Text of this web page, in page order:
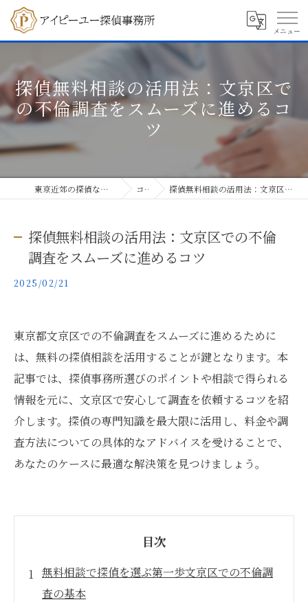
探偵無料相談の活用法：文京区で
の不倫調査をスムーズに進めるコ
ツ
東京近郊の探偵ならアイピーユー探偵事務所 コラム 探偵無料相談の活用法：文京区での不倫調査をスムーズに進めるコツ
探偵無料相談の活用法：文京区での不倫
調査をスムーズに進めるコツ
2025/02/21
東京都文京区での不倫調査をスムーズに進めるために
は、無料の探偵相談を活用することが鍵となります。本
記事では、探偵事務所選びのポイントや相談で得られる
情報を元に、文京区で安心して調査を依頼するコツを紹
介します。探偵の専門知識を最大限に活用し、料金や調
査方法についての具体的なアドバイスを受けることで、
あなたのケースに最適な解決策を見つけましょう。
目次
無料相談で探偵を選ぶ第一歩文京区での不倫調
査の基本